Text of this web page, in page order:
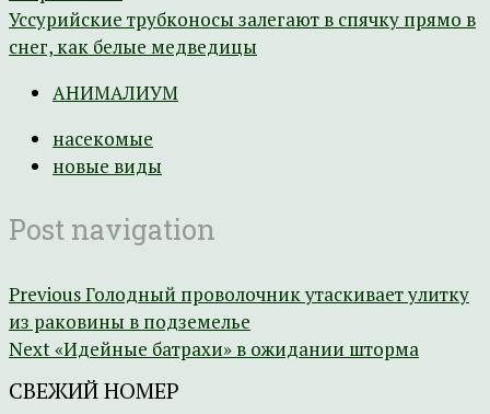
Уссурийские трубконосы залегают в спячку прямо в
снег, как белые медведицы
АНИМАЛИУМ
насекомые
новые виды
Post navigation
PreviousГолодный проволочник утаскивает улитку
из раковины в подземелье
Next«Идейные батрахи» в ожидании шторма
СВЕЖИЙ НОМЕР